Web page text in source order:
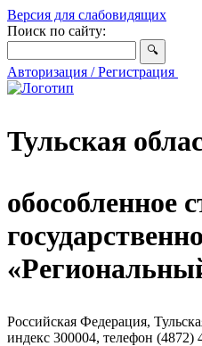
Версия для слабовидящих
Поиск по сайту:
Авторизация / Регистрация
Тульская
обособленное
Российская Федерация,
индекс 300004, телефон (4872)